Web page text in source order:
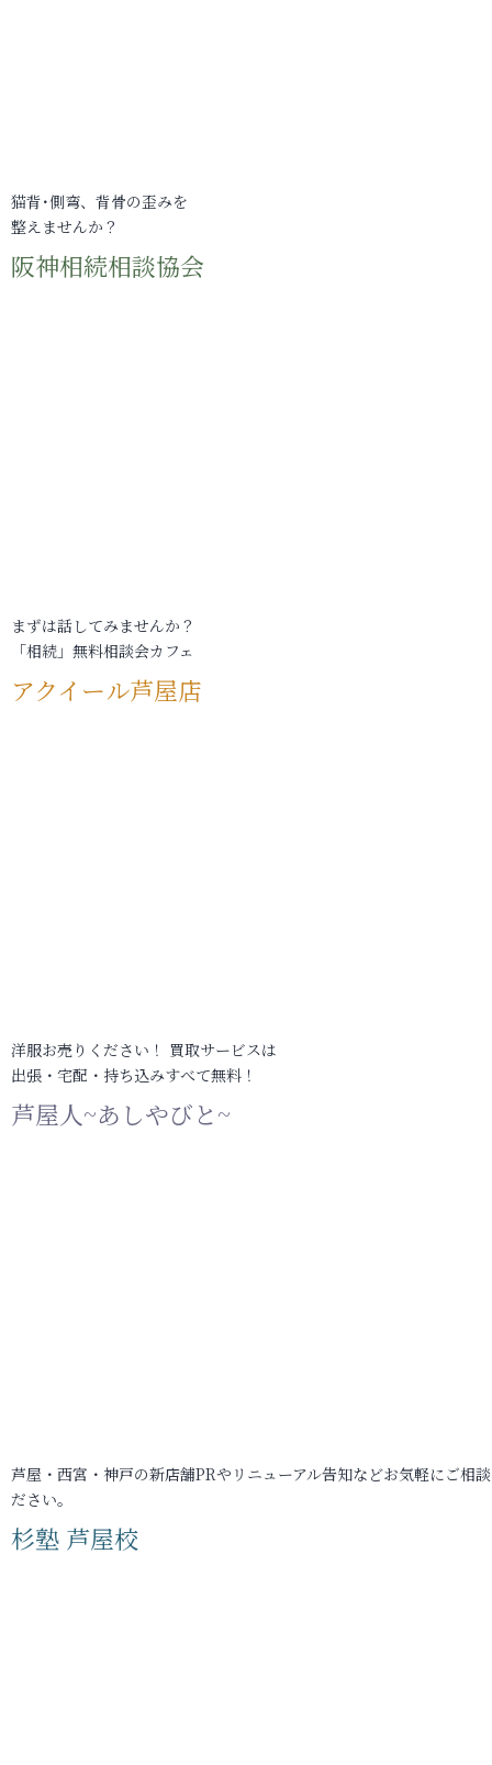
猫背･側弯、背骨の歪みを
整えませんか？
阪神相続相談協会
まずは話してみませんか？
「相続」無料相談会カフェ
アクイール芦屋店
洋服お売りください！ 買取サービスは
出張・宅配・持ち込みすべて無料！
芦屋人~あしやびと~
芦屋・西宮・神戸の新店舗PRやリニューアル告知などお気軽にご相
ださい。
杉塾 芦屋校